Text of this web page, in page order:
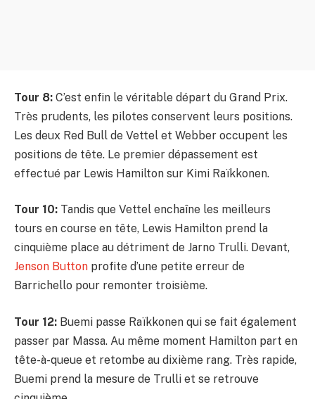
Tour 8: C’est enfin le véritable départ du Grand Prix.
Très prudents, les pilotes conservent leurs positions.
Les deux Red Bull de Vettel et Webber occupent les
positions de tête. Le premier dépassement est
effectué par Lewis Hamilton sur Kimi Raïkkonen.
Tour 10: Tandis que Vettel enchaîne les meilleurs
tours en course en tête, Lewis Hamilton prend la
cinquième place au détriment de Jarno Trulli. Devant,
Jenson Button profite d’une petite erreur de
Barrichello pour remonter troisième.
Tour 12: Buemi passe Raïkkonen qui se fait également
passer par Massa. Au même moment Hamilton part en
tête-à-queue et retombe au dixième rang. Très rapide,
Buemi prend la mesure de Trulli et se retrouve